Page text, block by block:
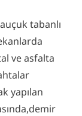
tabanlı
ve asfalta
yapılan